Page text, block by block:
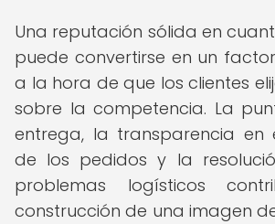
Una reputación sólida en
puede convertirse en un
a la hora de que los clientes
sobre la competencia. La
entrega, la transparencia en
de los pedidos y la
problemas logísticos
construcción de una imagen